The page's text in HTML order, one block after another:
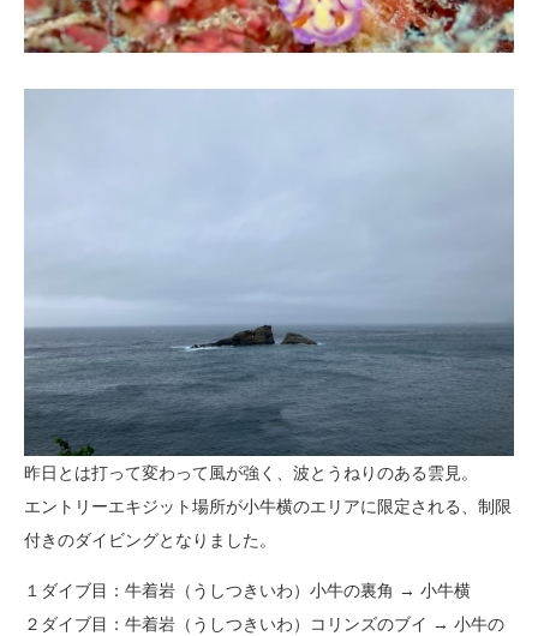
昨日とは打って変わって風が強く、波とうねりのある雲見。
エントリーエキジット場所が小牛横のエリアに限定される、制限
付きのダイビングとなりました。
１ダイブ目：牛着岩（うしつきいわ）小牛の裏角 → 小牛横
２ダイブ目：牛着岩（うしつきいわ）コリンズのブイ → 小牛の